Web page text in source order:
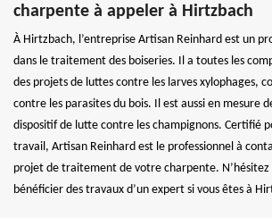
charpente à appeler à Hirtzbach
À Hirtzbach, l’entreprise Artisan Reinhard est un
dans le traitement des boiseries. Il a toutes les
des projets de luttes contre les larves xylophages,
contre les parasites du bois. Il est aussi en mesure
dispositif de lutte contre les champignons. Certifié
travail, Artisan Reinhard est le professionnel à
projet de traitement de votre charpente. N’hésitez
bénéficier des travaux d’un expert si vous êtes à